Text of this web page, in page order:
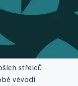
střelců
vévodí